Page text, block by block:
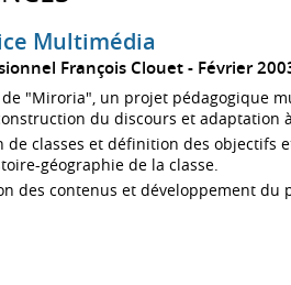
Multimédia
François Clouet Février
"Miroria", un projet pédagogique
du discours et adaptation
de classes et définition des objectifs
géographie de la classe.
des contenus et développement du